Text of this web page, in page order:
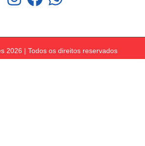
2026 | Todos os direitos reservados